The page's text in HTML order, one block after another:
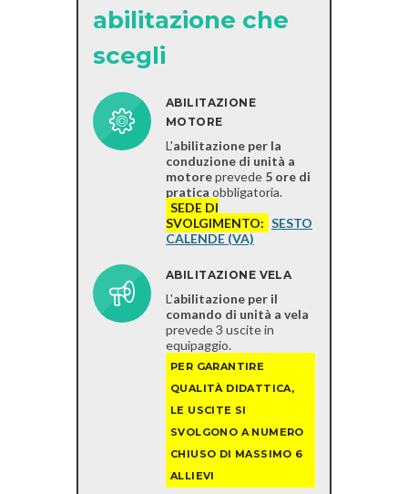
abilitazione che
scegli
ABILITAZIONE
MOTORE
L'abilitazione per la
conduzione di unità a
motoreprevede 5 ore di
pratica obbligatoria.
SEDE DI
SVOLGIMENTO: SESTO
CALENDE (VA)
ABILITAZIONE VELA
L'abilitazione per il
comando di unità a vela
prevede 3 uscite in
equipaggio.
PER GARANTIRE
QUALITÀ DIDATTICA,
LE USCITE SI
SVOLGONO A NUMERO
CHIUSO DI MASSIMO 6
ALLIEVI